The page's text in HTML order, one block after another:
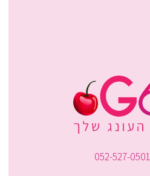
052-527-0501